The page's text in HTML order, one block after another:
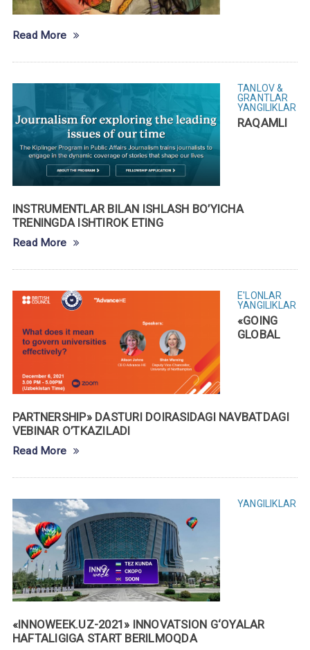
Read More
TANLOV &
GRANTLAR
YANGILIKLAR
RAQAMLI
INSTRUMENTLAR BILAN ISHLASH BO’YICHA
TRENINGDA ISHTIROK ETING
Read More
E'LONLAR
YANGILIKLAR
«GOING
GLOBAL
PARTNERSHIP» DASTURI DOIRASIDAGI NAVBATDAGI
VEBINAR O’TKAZILADI
Read More
YANGILIKLAR
«INNOWEEK.UZ-2021» INNOVATSION G‘OYALAR
HAFTALIGIGA START BERILMOQDA